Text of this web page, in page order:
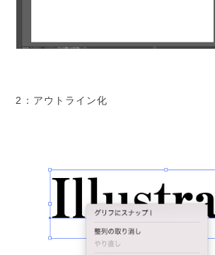
2：アウトライン化